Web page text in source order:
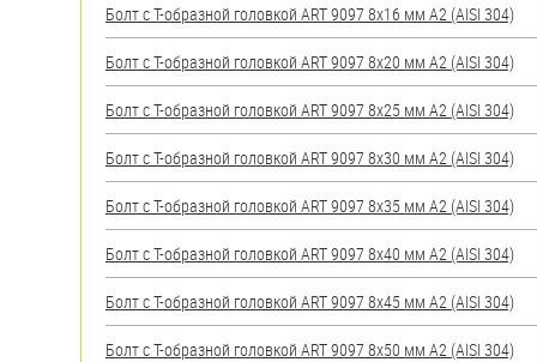
Пробки
Саморезы и шурупы
Стопорные кольца
Такелаж
Хомуты
Шайбы
Болт с Т-образной головкой ART 9097 8х16 мм А2 (AISI 304)
Болт с Т-образной головкой ART 9097 8х20 мм А2 (AISI 304)
Болт с Т-образной головкой ART 9097 8х25 мм А2 (AISI 304)
Болт с Т-образной головкой ART 9097 8х30 мм А2 (AISI 304)
Болт с Т-образной головкой ART 9097 8х35 мм А2 (AISI 304)
Болт с Т-образной головкой ART 9097 8х40 мм А2 (AISI 304)
Болт с Т-образной головкой ART 9097 8х45 мм А2 (AISI 304)
Болт с Т-образной головкой ART 9097 8х50 мм А2 (AISI 304)